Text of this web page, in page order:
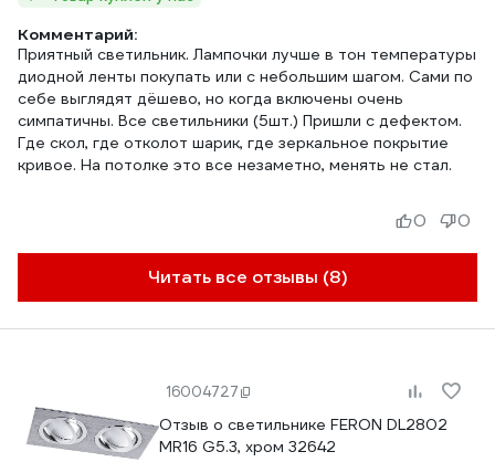
Комментарий:
Приятный светильник. Лампочки лучше в тон температуры
диодной ленты покупать или с небольшим шагом. Сами по
себе выглядят дёшево, но когда включены очень
симпатичны. Все светильники (5шт.) Пришли с дефектом.
Где скол, где отколот шарик, где зеркальное покрытие
кривое. На потолке это все незаметно, менять не стал.
Читать все отзывы (8)
0 0
16004727
Отзыв о светильнике FERON DL2802
MR16 G5.3, хром 32642